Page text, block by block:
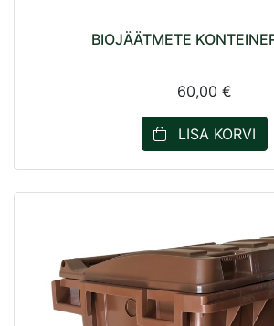
BIOJÄÄTMETE
60,00 €
LISA KORVI